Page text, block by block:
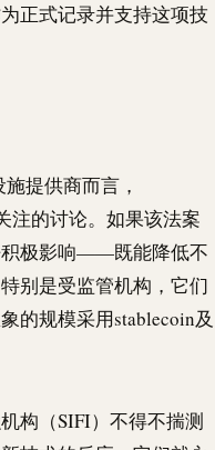
正式记录并支持这项技
提供商而言，
注的讨论。如果该法案
积极影响——既能降低不
别是受监管机构，它们
的规模采用stablecoin及
构（SIFI）不得不揣测